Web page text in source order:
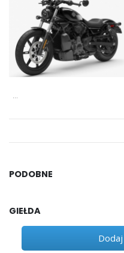
...
PODOBNE
GIEŁDA